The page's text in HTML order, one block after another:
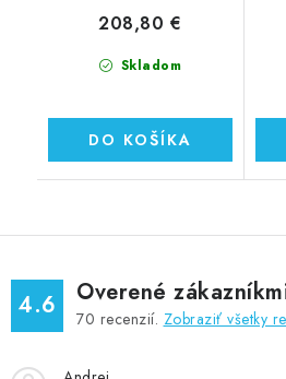
Skladom
208,80 €
DO KOŠÍKA
4.6 Overené
70 recenzií. Zobraziť všetky